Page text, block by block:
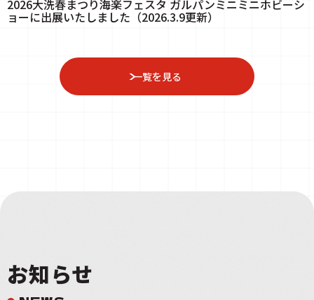
2026大洗春まつり海楽フェスタ ガルパンミニミニホビーシ
ョーに出展いたしました（2026.3.9更新）
一覧を見る
お知らせ